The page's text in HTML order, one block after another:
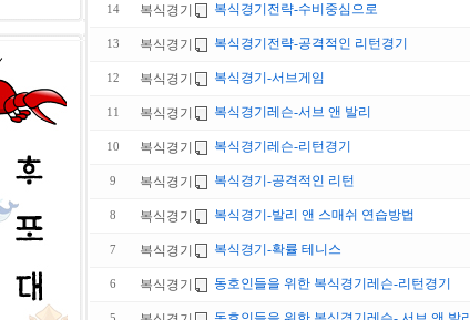
14 복식경기 복식경기전략-수비중심으로
13 복식경기 복식경기전략-공격적인 리턴경기
12 복식경기 복식경기-서브게임
11 복식경기 복식경기레슨-서브 앤 발리
10 복식경기 복식경기레슨-리턴경기
9 복식경기 복식경기-공격적인 리턴
8 복식경기 복식경기-발리 앤 스매쉬 연습방법
7 복식경기 복식경기-확률 테니스
6 복식경기 동호인들을 위한 복식경기레슨-리턴경기